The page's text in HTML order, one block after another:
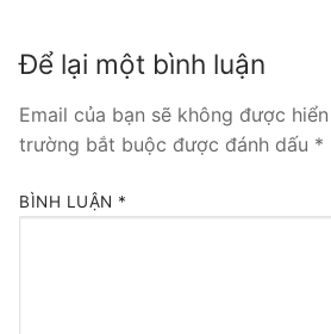
Tổng đài Yeastar Cloud
IPPBX FOR LARGE
Để lại một bình luận
Email của bạn sẽ không được
trường bắt buộc được đánh dấu *
BÌNH LUẬN *